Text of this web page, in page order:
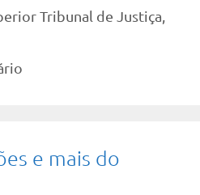
Tribunal de Justiça
e mais do